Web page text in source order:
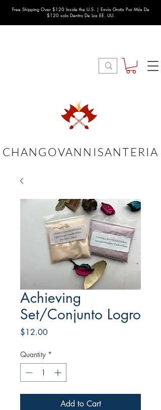
Free Shipping Over $120 Inside the U.S. | Envío Gratis Por Más De
$120 solo Dentro De Los EE. UU.
CHANGOVANNISANTERIA
Achieving
Set/Conjunto Logro
$12.00Price
Quantity *
Add to Cart